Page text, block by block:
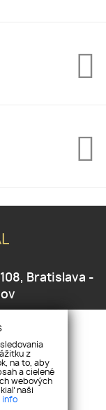
Bratislava -
COOKIES
z
na to, aby
a cielené
webových
naši
info